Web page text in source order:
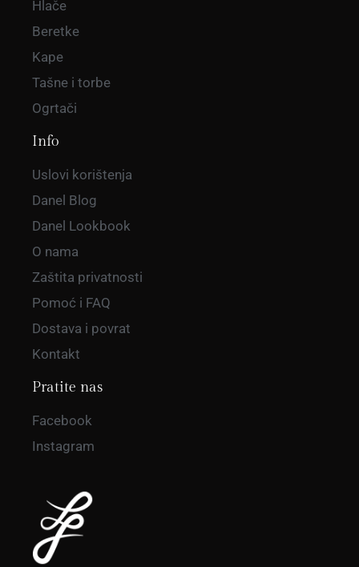
Hlače
Beretke
Kape
Tašne i torbe
Ogrtači
Info
Uslovi korištenja
Danel Blog
Danel Lookbook
O nama
Zaštita privatnosti
Pomoć i FAQ
Dostava i povrat
Kontakt
Pratite nas
Facebook
Instagram